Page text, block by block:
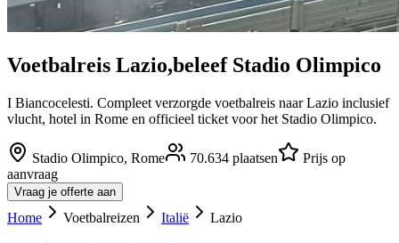
Voetbalreis Lazio,beleef Stadio Olimpico
I Biancocelesti. Compleet verzorgde voetbalreis naar Lazio inclusief
vlucht, hotel in Rome en officieel ticket voor het Stadio Olimpico.
Stadio Olimpico, Rome 70.634 plaatsen
Prijs op
aanvraag
Vraag je offerte aan
Home Voetbalreizen Italië Lazio